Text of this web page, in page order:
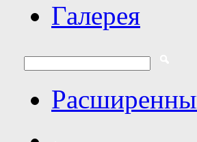
Галерея